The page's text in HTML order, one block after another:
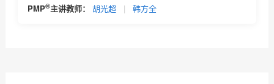
PMP®主讲教师： 胡光超 | 韩方全